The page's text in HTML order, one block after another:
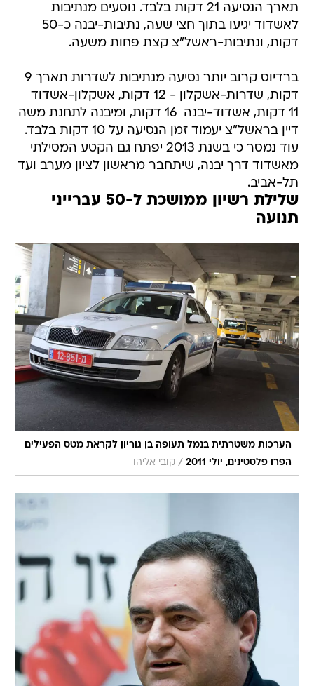
תארך הנסיעה 21 דקות בלבד. נוסעים מנתיבות
לאשדוד יגיעו בתוך חצי שעה, נתיבות-יבנה כ-50
דקות, ונתיבות-ראשל"צ קצת פחות משעה.
ברדיוס קרוב יותר נסיעה מנתיבות לשדרות תארך 9
דקות, שדרות-אשקלון - 12 דקות, אשקלון-אשדוד 
11 דקות, אשדוד-יבנה  16 דקות, ומיבנה לתחנת משה
דיין בראשל"צ יעמוד זמן הנסיעה על 10 דקות בלבד.
עוד נמסר כי בשנת 2013 יפתח גם הקטע המסילתי
מאשדוד דרך יבנה, שיתחבר מראשון לציון מערב ועד
תל-אביב.
שלילת רשיון ממושכת ל-50 עברייני
תנועה
הערכות משטרתית בנמל תעופה בן גוריון לקראת מטס הפעילים
הפרו פלסטינים, יולי 2011
/ קובי אליהו